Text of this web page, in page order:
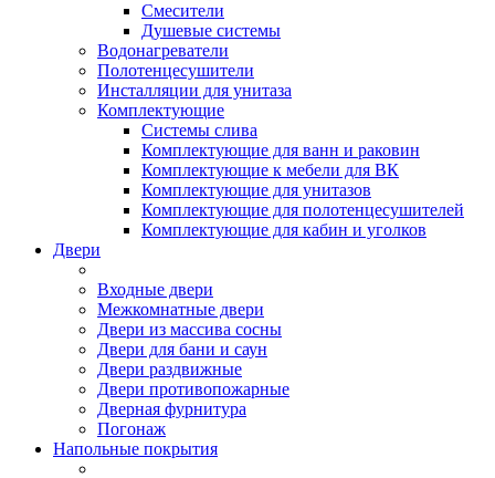
Смесители
Душевые системы
Водонагреватели
Полотенцесушители
Инсталляции для унитаза
Комплектующие
Системы слива
Комплектующие для ванн и раковин
Комплектующие к мебели для ВК
Комплектующие для унитазов
Комплектующие для полотенцесушителей
Комплектующие для кабин и уголков
Двери
Входные двери
Межкомнатные двери
Двери из массива сосны
Двери для бани и саун
Двери раздвижные
Двери противопожарные
Дверная фурнитура
Погонаж
Напольные покрытия